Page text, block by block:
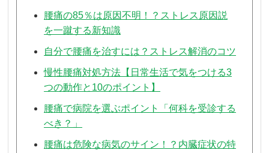
腰痛の85％は原因不明！？ストレス原因説
を一蹴する新知識
自分で腰痛を治すには？ストレス解消のコツ
慢性腰痛対処方法【日常生活で気をつける3
つの動作と10のポイント】
腰痛で病院を選ぶポイント「何科を受診する
べき？」
腰痛は危険な病気のサイン！？内臓症状の特